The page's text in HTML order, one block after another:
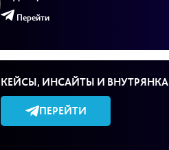
Перейти
КЕЙСЫ, ИНСАЙТЫ И
ПЕРЕЙТИ